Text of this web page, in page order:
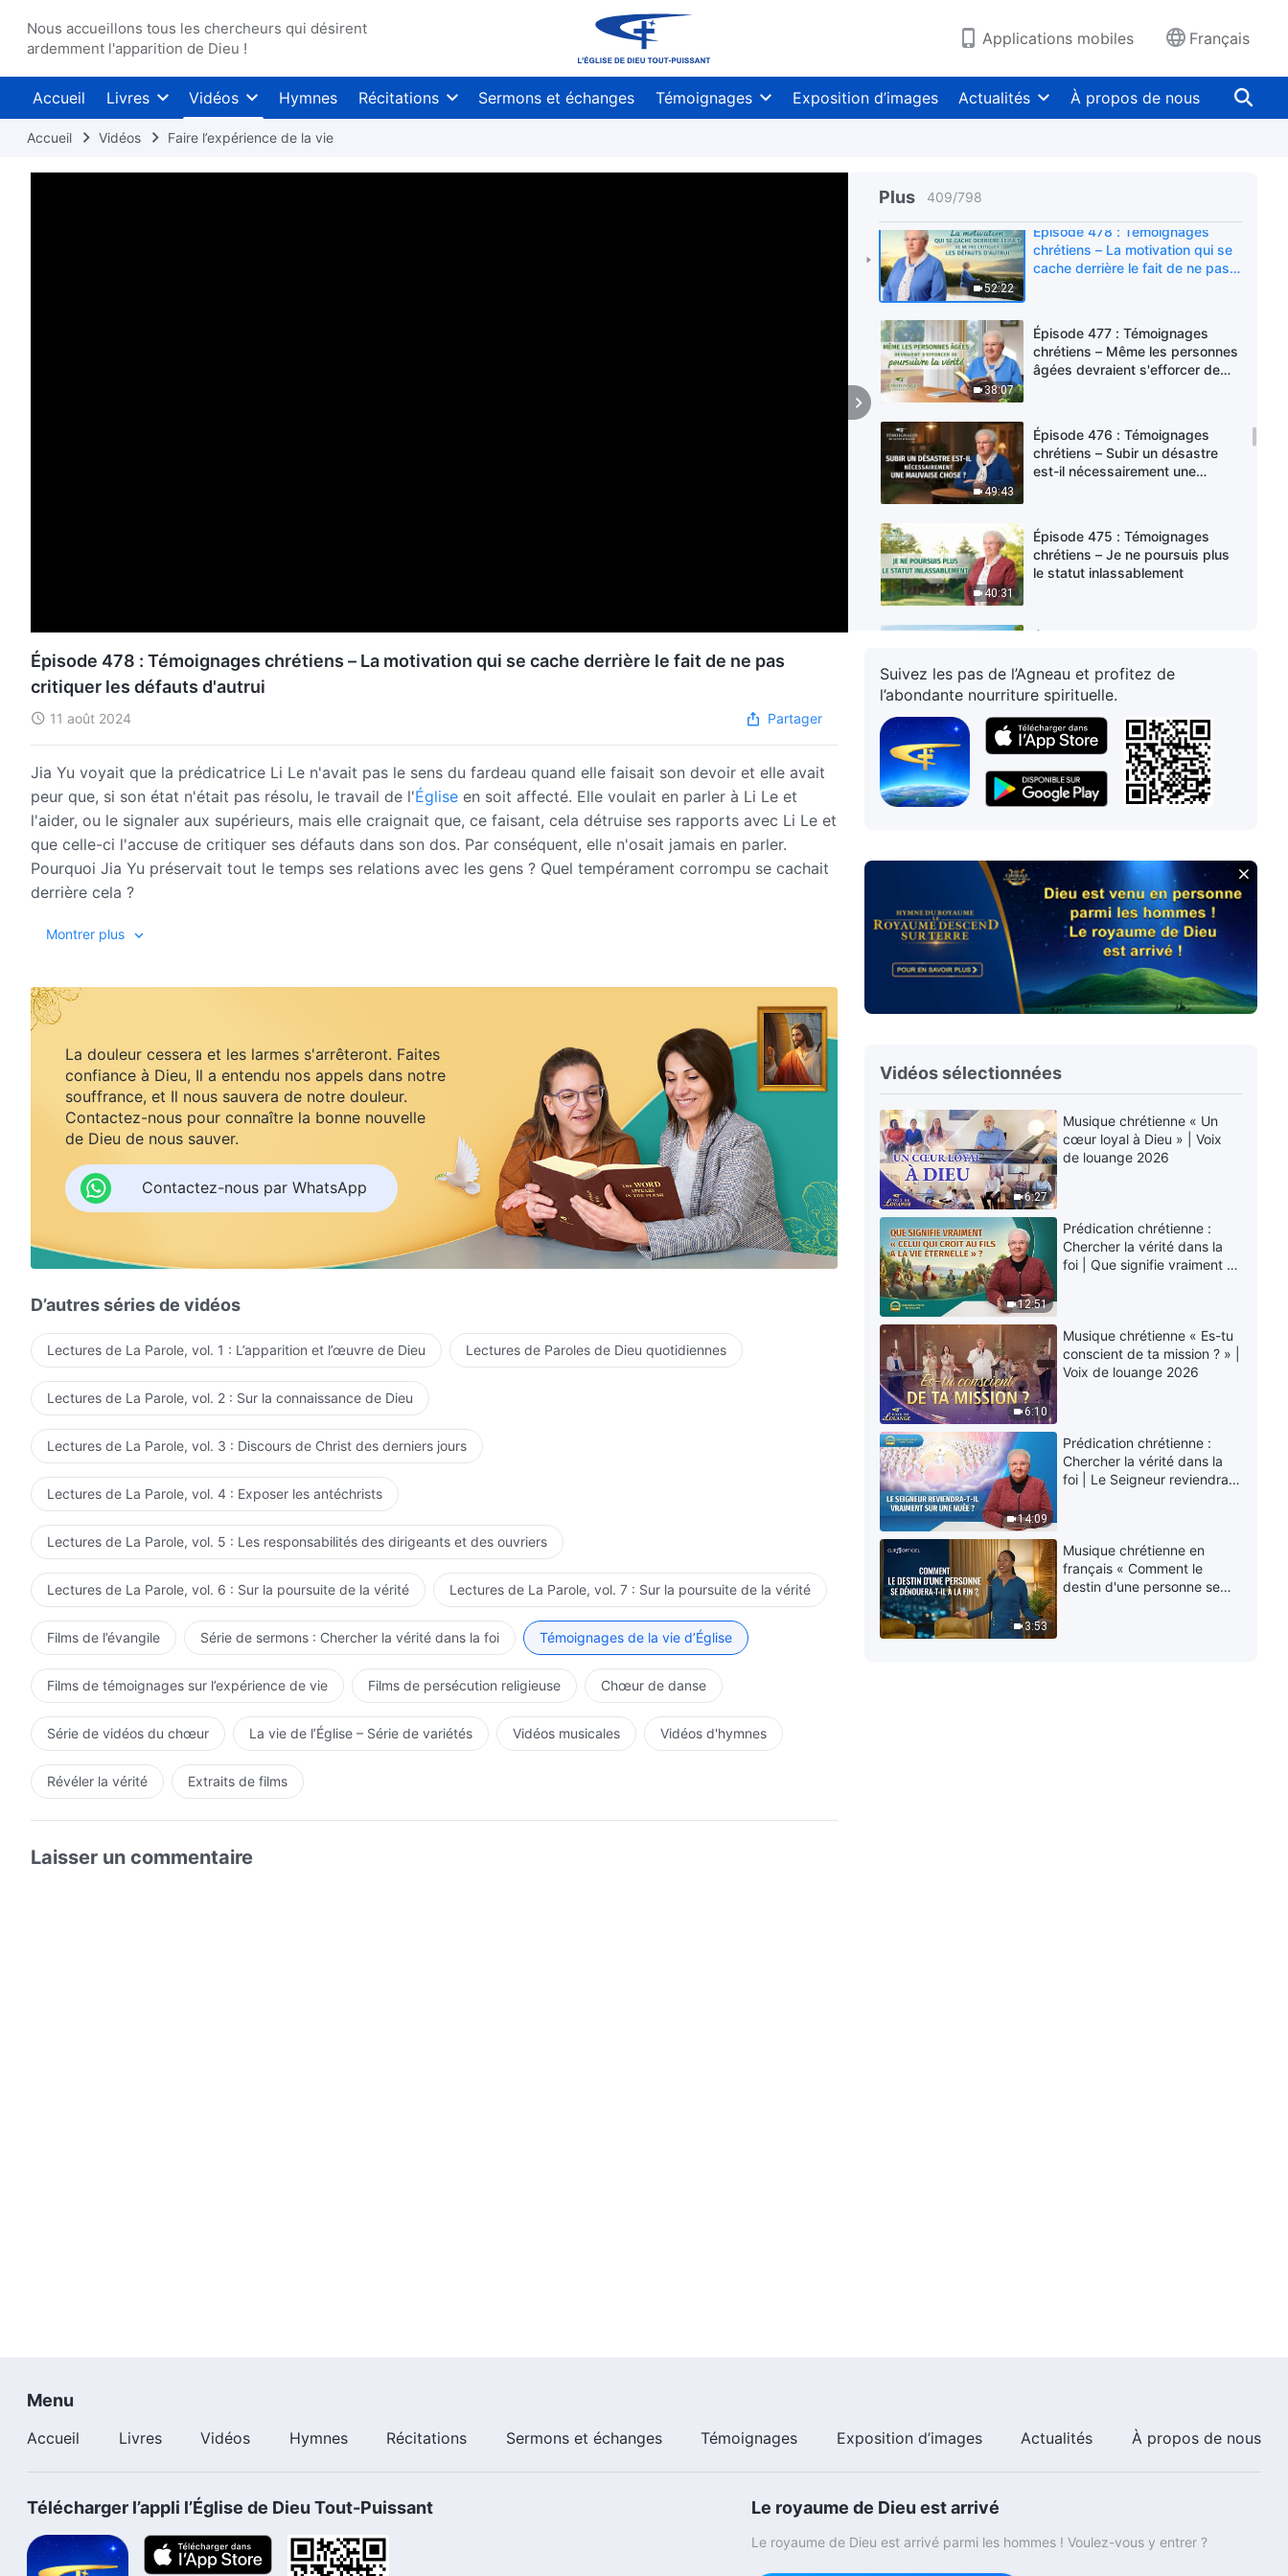
Nous accueillons tous les chercheurs qui désirent
ardemment l'apparition de Dieu !
Applications mobiles Français
Accueil Livres Vidéos Hymnes Récitations Sermons et échanges Témoignages Exposition d’images Actualités À propos de nous
Accueil Vidéos Faire l’expérience de la vie
Plus 409/798
Épisode 480 : Témoignages
chrétiens – Je sais désormais
d'expérience
52:22
Épisode 478 : Témoignages
chrétiens – La motivation qui se
cache derrière le fait de ne pas
38:07
Épisode 477 : Témoignages
chrétiens – Même les personnes
âgées devraient s'efforcer de
49:43
Épisode 476 : Témoignages
chrétiens – Subir un désastre
est-il nécessairement une
40:31
Épisode 475 : Témoignages
chrétiens – Je ne poursuis plus
le statut inlassablement
44:40
appréhender correctement mon
calibre
45:16
Épisode 473 : Témoignages
chrétiens – Cesser de
poursuivre les bénédictions
43:36
chrétiens – Des dirigeantes
deviennent des Judas après leur
arrestation
Épisode 471 : Témoignages
chrétiens – L'opinion on doit être
félicité pour son dur travail, si ce
n'est pour son mériteest-elle
conforme à la vérité ?
chrétiens – Discerner les
personnes en se basant sur les
paroles de Dieu
47:48
Épisode 469 : Témoignages
chrétiens – Le récit de ma
collaboration avec un nouveau
croyant
52:04
Épisode 468 : Témoignages
chrétiens – Rester fidèle à mon
devoir dans l'adversité
55:31
Épisode 467 : Témoignages
chrétiens – Je ne vis plus pour
l'argent
43:32
Épisode 466 : Témoignages
chrétiens – Persévérer malgré
l'adversité
1:02:51
Épisode 465 : Témoignages
chrétiens – Je viens seulement
de prendre conscience que je
n'ai pas la vérité-réalité
Épisode 478 : Témoignages chrétiens – La motivation qui se cache derrière le fait de ne pas
critiquer les défauts d'autrui
11 août 2024 Partager
Jia Yu voyait que la prédicatrice Li Le n'avait pas le sens du fardeau quand elle faisait son devoir et elle avait
peur que, si son état n'était pas résolu, le travail de l'Église en soit affecté. Elle voulait en parler à Li Le et
l'aider, ou le signaler aux supérieurs, mais elle craignait que, ce faisant, cela détruise ses rapports avec Li Le et
que celle-ci l'accuse de critiquer ses défauts dans son dos. Par conséquent, elle n'osait jamais en parler.
Pourquoi Jia Yu préservait tout le temps ses relations avec les gens ? Quel tempérament corrompu se cachait
derrière cela ?
Montrer plus
La douleur cessera et les larmes s'arrêteront. Faites
confiance à Dieu, Il a entendu nos appels dans notre
souffrance, et Il nous sauvera de notre douleur.
Contactez-nous pour connaître la bonne nouvelle
de Dieu de nous sauver.
Contactez-nous par WhatsApp
D’autres séries de vidéos
Lectures de La Parole, vol. 1 : L’apparition et l’œuvre de Dieu Lectures de Paroles de Dieu quotidiennes
Lectures de La Parole, vol. 2 : Sur la connaissance de Dieu
Lectures de La Parole, vol. 3 : Discours de Christ des derniers jours
Lectures de La Parole, vol. 4 : Exposer les antéchrists
Lectures de La Parole, vol. 5 : Les responsabilités des dirigeants et des ouvriers
Lectures de La Parole, vol. 6 : Sur la poursuite de la vérité Lectures de La Parole, vol. 7 : Sur la poursuite de la vérité
Films de l’évangile Série de sermons : Chercher la vérité dans la foi Témoignages de la vie d’Église
Films de témoignages sur l’expérience de vie Films de persécution religieuse Chœur de danse
Série de vidéos du chœur La vie de l’Église – Série de variétés Vidéos musicales Vidéos d'hymnes
Révéler la vérité Extraits de films
Laisser un commentaire
Suivez les pas de l’Agneau et profitez de
l’abondante nourriture spirituelle.
Vidéos sélectionnées
6:27
Musique chrétienne « Un
cœur loyal à Dieu » | Voix
de louange 2026
12:51
Prédication chrétienne :
Chercher la vérité dans la
foi | Que signifie vraiment «
6:10
Musique chrétienne « Es-tu
conscient de ta mission ? » |
Voix de louange 2026
14:09
Prédication chrétienne :
Chercher la vérité dans la
foi | Le Seigneur reviendra-
3:53
Musique chrétienne en
français « Comment le
destin d'une personne se
Menu
Accueil Livres Vidéos Hymnes Récitations Sermons et échanges Témoignages Exposition d’images Actualités À propos de nous
Télécharger l’appli l’Église de Dieu Tout-Puissant Le royaume de Dieu est arrivé
Le royaume de Dieu est arrivé parmi les hommes ! Voulez-vous y entrer ?